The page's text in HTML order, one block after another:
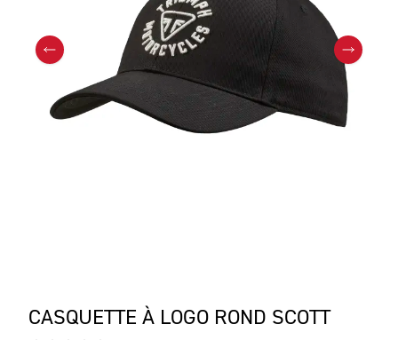
CASQUETTE À LOGO ROND SCOTT